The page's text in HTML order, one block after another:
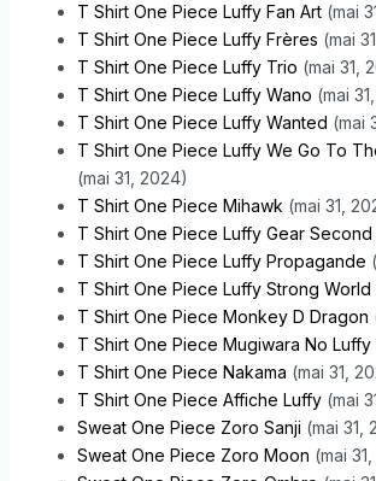
T Shirt One Piece Luffy Fan Art (mai
T Shirt One Piece Luffy Frères (mai
T Shirt One Piece Luffy Trio (mai 31,
T Shirt One Piece Luffy Wano (mai
T Shirt One Piece Luffy Wanted (mai
T Shirt One Piece Luffy We Go To
(mai 31, 2024)
T Shirt One Piece Mihawk (mai 31,
T Shirt One Piece Luffy Gear Second
T Shirt One Piece Luffy Propagande
T Shirt One Piece Luffy Strong World
T Shirt One Piece Monkey D Dragon
T Shirt One Piece Mugiwara No Luffy
T Shirt One Piece Nakama (mai 31,
T Shirt One Piece Affiche Luffy (mai
Sweat One Piece Zoro Sanji (mai 31,
Sweat One Piece Zoro Moon (mai